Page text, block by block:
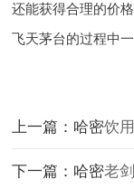
还能获得合理的价
飞天茅台的过程中一
上一篇：哈密饮
下一篇：哈密老